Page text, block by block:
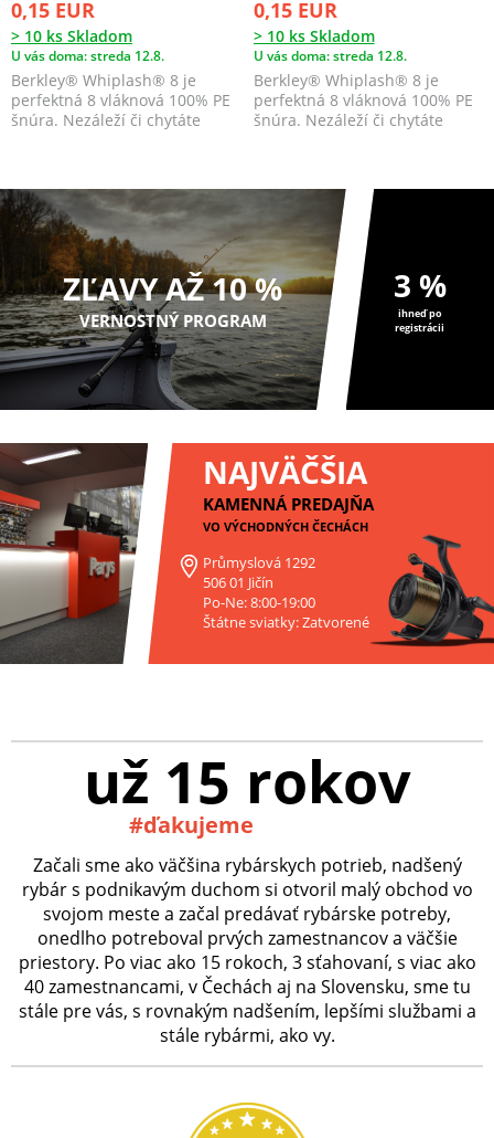
0,15 EUR
> 10 ks Skladom
U vás doma: streda 12.8.
Berkley® Whiplash® 8 je
perfektná 8 vláknová 100% PE
šnúra. Nezáleží či chytáte
0,15 EUR
> 10 ks Skladom
U vás doma: streda 12.8.
Berkley® Whiplash® 8 je
perfektná 8 vláknová 100% PE
šnúra. Nezáleží či chytáte
ZĽAVY AŽ 10 %
VERNOSTNÝ PROGRAM
3 %
ihneď po
registrácii
NAJVÄČŠIA
KAMENNÁ PREDAJŇA
VO VÝCHODNÝCH ČECHÁCH
Průmyslová 1292
506 01 Jičín
Po-Ne: 8:00-19:00
Štátne sviatky: Zatvorené
už 15 rokov
#ďakujeme
Začali sme ako väčšina rybárskych potrieb, nadšený
rybár s podnikavým duchom si otvoril malý obchod vo
svojom meste a začal predávať rybárske potreby,
onedlho potreboval prvých zamestnancov a väčšie
priestory. Po viac ako 15 rokoch, 3 sťahovaní, s viac ako
40 zamestnancami, v Čechách aj na Slovensku, sme tu
stále pre vás, s rovnakým nadšením, lepšími službami a
stále rybármi, ako vy.